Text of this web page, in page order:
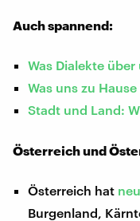
Auch spannend:
Was Dialekte
Was uns zu
Stadt und Land:
Österreich und
Österreich hat
Burgenland,